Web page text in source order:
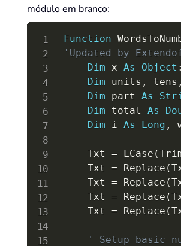
módulo em branco:
Function
'Updated by
Dim x As Object :
Dim units , tens ,
Dim part As
Dim total As
Dim i As Long ,
    Txt
= LCase (
    Txt
= Replace (
    Txt
= Replace (
    Txt
= Replace (
    Txt
= Replace (
' Setup basic